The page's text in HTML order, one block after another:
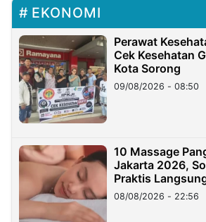
EKONOMI
Perawat
Cek Kesehatan
Kota Sorong
09/08/2026 - 08:50
10 Massage
Jakarta 2026,
Praktis
08/08/2026 - 22:56